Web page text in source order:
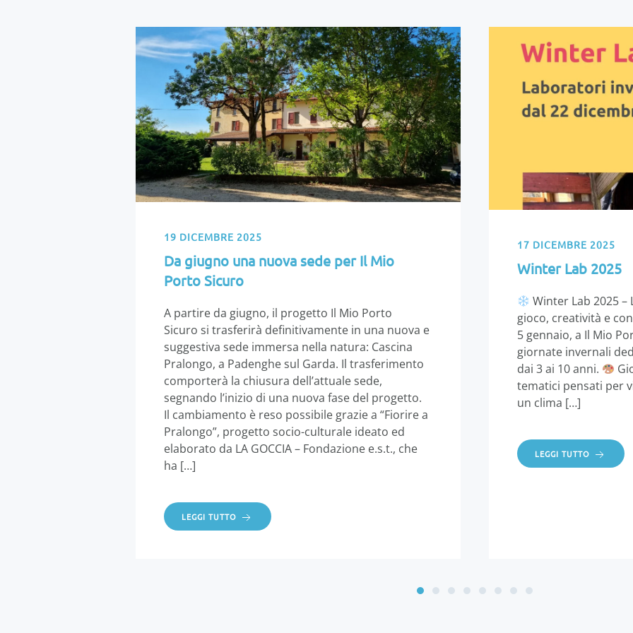
19 DICEMBRE 2025
Da giugno una nuova sede per Il Mio
Porto Sicuro
A partire da giugno, il progetto Il Mio Porto
Sicuro si trasferirà definitivamente in una nuova e
suggestiva sede immersa nella natura: Cascina
Pralongo, a Padenghe sul Garda. Il trasferimento
comporterà la chiusura dell’attuale sede,
segnando l’inizio di una nuova fase del progetto.
Il cambiamento è reso possibile grazie a “Fiorire a
Pralongo”, progetto socio-culturale ideato ed
elaborato da LA GOCCIA – Fondazione e.s.t., che
ha […]
LEGGI TUTTO
17 DICEMBRE 2025
Winter Lab 2025
Winter Lab 2025
gioco, creatività e
5 gennaio, a Il Mio
giornate invernali
dai 3 ai 10 anni.
tematici pensati per
un clima […]
LEGGI TUTTO